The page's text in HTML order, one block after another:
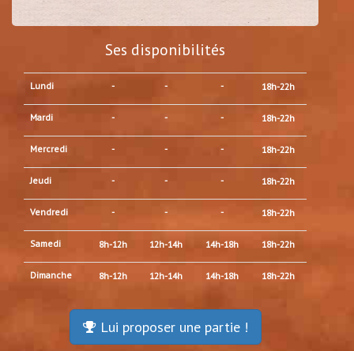
Ses disponibilités
Lundi - - - 18h-22h
Mardi - - - 18h-22h
Mercredi - - - 18h-22h
Jeudi - - - 18h-22h
Vendredi - - - 18h-22h
Samedi 8h-12h 12h-14h 14h-18h 18h-22h
Dimanche 8h-12h 12h-14h 14h-18h 18h-22h
Lui proposer une partie !